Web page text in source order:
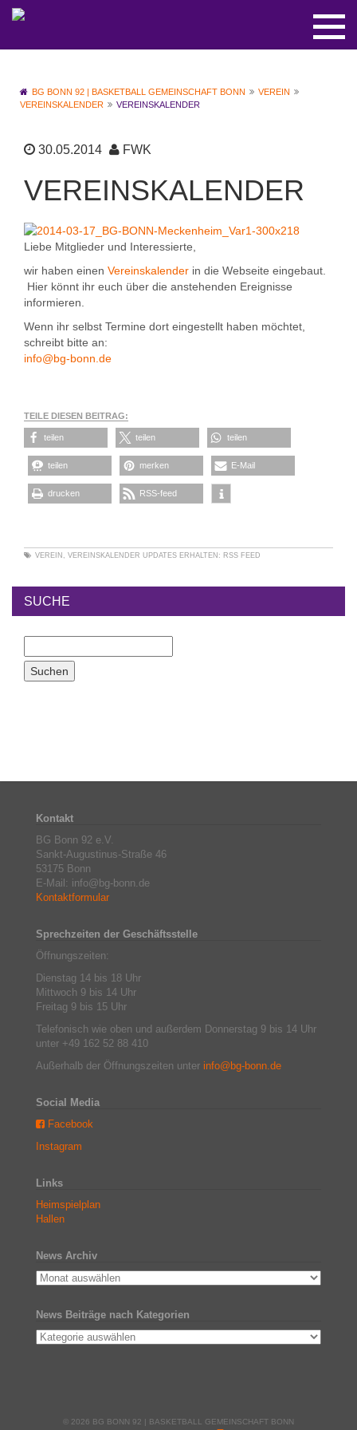
BG BONN 92 | BASKETBALL GEMEINSCHAFT BONN
VEREIN
VEREINSKALENDER
VEREINSKALENDER
30.05.2014 FWK
VEREINSKALENDER
Liebe Mitglieder und Interessierte,
wir haben einen Vereinskalender in die Webseite eingebaut.
Hier könnt ihr euch über die anstehenden Ereignisse
informieren.
Wenn ihr selbst Termine dort eingestellt haben möchtet,
schreibt bitte an:
info@bg-bonn.de
TEILE DIESEN BEITRAG:
teilen teilen teilen
teilen merken E-Mail
drucken RSS-feed
VEREIN , VEREINSKALENDER UPDATES ERHALTEN: RSS FEED
SUCHE
Kontakt
BG Bonn 92 e.V.
Sankt-Augustinus-Straße 46
53175 Bonn
E-Mail: info@bg-bonn.de
Kontaktformular
Sprechzeiten der Geschäftsstelle
Öffnungszeiten:
Dienstag 14 bis 18 Uhr
Mittwoch 9 bis 14 Uhr
Freitag 9 bis 15 Uhr
Telefonisch wie oben und außerdem Donnerstag 9 bis 14 Uhr
unter +49 162 52 88 410
Außerhalb der Öffnungszeiten unter info@bg-bonn.de
Social Media
Facebook
Instagram
Links
Heimspielplan
Hallen
News Archiv
News Beiträge nach Kategorien
© 2026 BG BONN 92 | BASKETBALL GEMEINSCHAFT BONN